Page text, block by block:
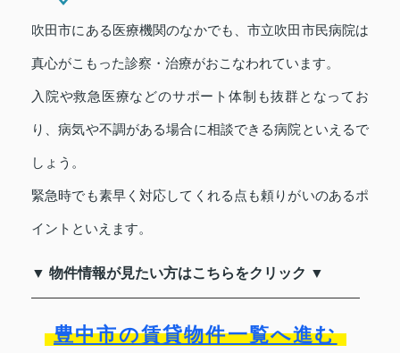
吹田市にある医療機関のなかでも、市立吹田市民病院は
真心がこもった診察・治療がおこなわれています。
入院や救急医療などのサポート体制も抜群となってお
り、病気や不調がある場合に相談できる病院といえるで
しょう。
緊急時でも素早く対応してくれる点も頼りがいのあるポ
イントといえます。
▼ 物件情報が見たい方はこちらをクリック ▼
豊中市の賃貸物件一覧へ進む